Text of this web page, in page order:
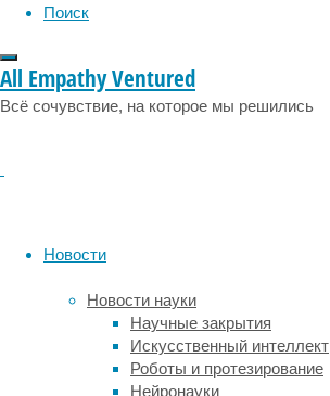
Поиск
All Empathy Ventured
Всё сочувствие, на которое мы решились
Новости
Новости науки
Научные закрытия
Искусственный интеллект
Роботы и протезирование
Нейронауки
снижение
интеллекта
с
Причем
исследователей
полагают,
что
частота
этой